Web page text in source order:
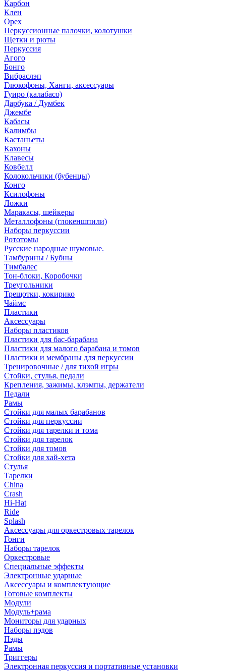
Карбон
Клен
Орех
Перкуссионные палочки, колотушки
Щетки и рюты
Перкуссия
Агого
Бонго
Вибраслэп
Глюкофоны, Ханги, аксессуары
Гуиро (калабасо)
Дарбука / Думбек
Джембе
Кабасы
Калимбы
Кастаньеты
Кахоны
Клавесы
Ковбелл
Колокольчики (бубенцы)
Конго
Ксилофоны
Ложки
Маракасы, шейкеры
Металлофоны (глокеншпили)
Наборы перкуссии
Рототомы
Русские народные шумовые.
Тамбурины / Бубны
Тимбалес
Тон-блоки, Коробочки
Треугольники
Трещотки, кокирико
Чаймс
Пластики
Аксессуары
Наборы пластиков
Пластики для бас-барабана
Пластики для малого барабана и томов
Пластики и мембраны для перкуссии
Тренировочные / для тихой игры
Стойки, стулья, педали
Крепления, зажимы, клэмпы, держатели
Педали
Рамы
Стойки для малых барабанов
Стойки для перкуссии
Стойки для тарелки и тома
Стойки для тарелок
Стойки для томов
Стойки для хай-хета
Стулья
Тарелки
China
Crash
Hi-Hat
Ride
Splash
Аксессуары для оркестровых тарелок
Гонги
Наборы тарелок
Оркестровые
Специальные эффекты
Электронные ударные
Аксессуары и комплектующие
Готовые комплекты
Модули
Модуль+рама
Мониторы для ударных
Наборы пэдов
Пэды
Рамы
Триггеры
Электронная перкуссия и портативные установки